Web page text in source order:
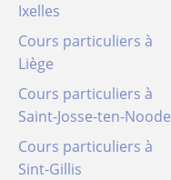
Ixelles
Cours particuliers à
Liège
Cours particuliers à
Saint-Josse-ten-Noode
Cours particuliers à
Sint-Gillis